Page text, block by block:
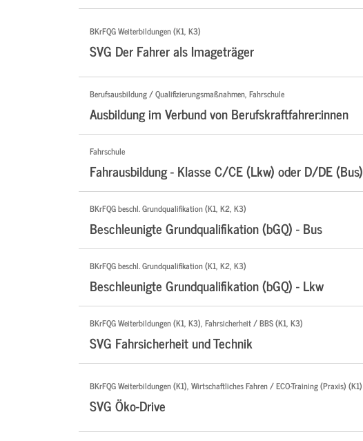
BKrFQG Weiterbildungen (K1, K3)
SVG Der Fahrer als Imageträger
Berufsausbildung / Qualifizierungsmaßnahmen, Fahrschule
Ausbildung im Verbund von Berufskraftfahrer:innen
Fahrschule
Fahrausbildung - Klasse C/CE (Lkw) oder D/DE (Bus)
BKrFQG beschl. Grundqualifikation (K1, K2, K3)
Beschleunigte Grundqualifikation (bGQ) - Bus
BKrFQG beschl. Grundqualifikation (K1, K2, K3)
Beschleunigte Grundqualifikation (bGQ) - Lkw
BKrFQG Weiterbildungen (K1, K3), Fahrsicherheit / BBS (K1, K3)
SVG Fahrsicherheit und Technik
BKrFQG Weiterbildungen (K1), Wirtschaftliches Fahren / ECO-Training (Praxis) (K1)
SVG Öko-Drive